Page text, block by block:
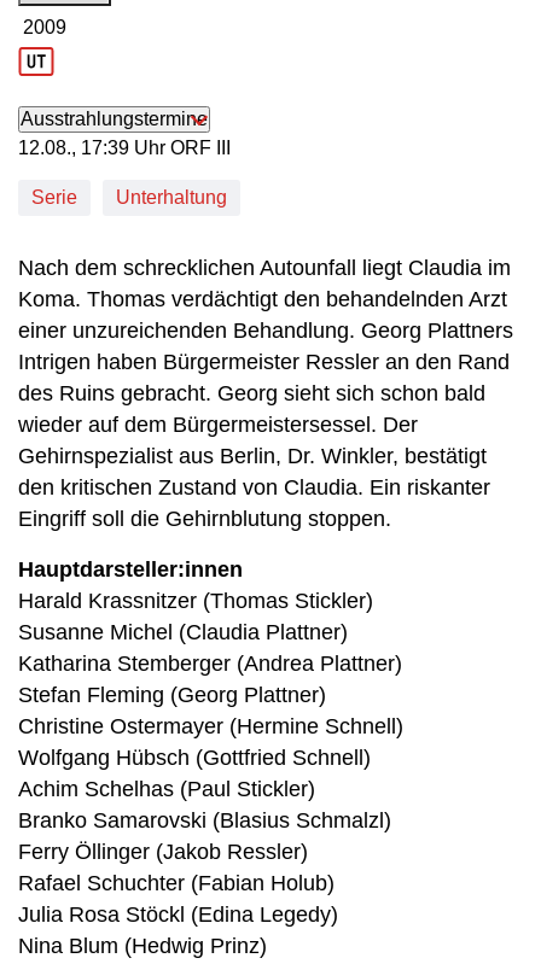
Produktionsjahr: 2009
2009
Ausstrahlungstermine
12. August, 17:39 Uhr in ORF III
12.08., 17:39 Uhr ORF III
Serie Unterhaltung
Nach dem schrecklichen Autounfall liegt Claudia im
Koma. Thomas verdächtigt den behandelnden Arzt
einer unzureichenden Behandlung. Georg Plattners
Intrigen haben Bürgermeister Ressler an den Rand
des Ruins gebracht. Georg sieht sich schon bald
wieder auf dem Bürgermeistersessel. Der
Gehirnspezialist aus Berlin, Dr. Winkler, bestätigt
den kritischen Zustand von Claudia. Ein riskanter
Eingriff soll die Gehirnblutung stoppen.
Hauptdarsteller:innen
Harald Krassnitzer (Thomas Stickler)
Susanne Michel (Claudia Plattner)
Katharina Stemberger (Andrea Plattner)
Stefan Fleming (Georg Plattner)
Christine Ostermayer (Hermine Schnell)
Wolfgang Hübsch (Gottfried Schnell)
Achim Schelhas (Paul Stickler)
Branko Samarovski (Blasius Schmalzl)
Ferry Öllinger (Jakob Ressler)
Rafael Schuchter (Fabian Holub)
Julia Rosa Stöckl (Edina Legedy)
Nina Blum (Hedwig Prinz)